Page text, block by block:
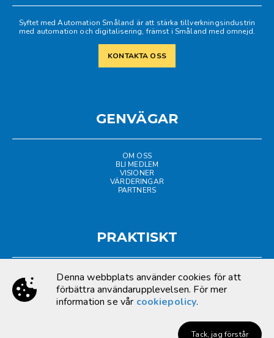
Syftet med Automation Småland är att stärka tillverkningsindustrin
med automation och digitalisering, främst i Småland med omnejd.
KONTAKTA OSS
GENVÄGAR
OM OSS
BLI MEDLEM
VISIONER
VÄRDERINGAR
PARTNERS
PRAKTISKT
LOGGA IN
Arkiv
Denna webbplats använder cookies för att
förbättra användarupplevelsen. För mer
information se vår cookiepolicy.
Tack, jag förstår